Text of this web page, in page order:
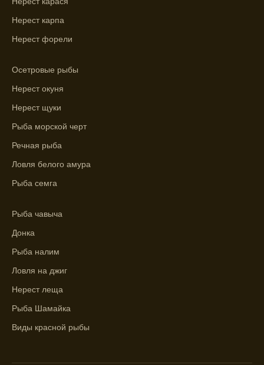
прогноз клева.
клева.
максимального атмосферного давления,
как указывает прогноз клева.
Прогноз клева на сутки вперед дает ясное
представление о том, когда и где клюет
помощью прогноза клева.
лучшие условия для успешной рыбалки.
прогнозы клева на разные дни года.
Нерест карпа
Нерест форели
Осетровые рыбы
Нерест окуня
Нерест щуки
Рыба морской черт
Речная рыба
Ловля белого амура
Рыба семга
Рыба чавыча
Донка
Рыба налим
Ловля на джиг
Нерест леща
Рыба Шамайка
Виды красной рыбы